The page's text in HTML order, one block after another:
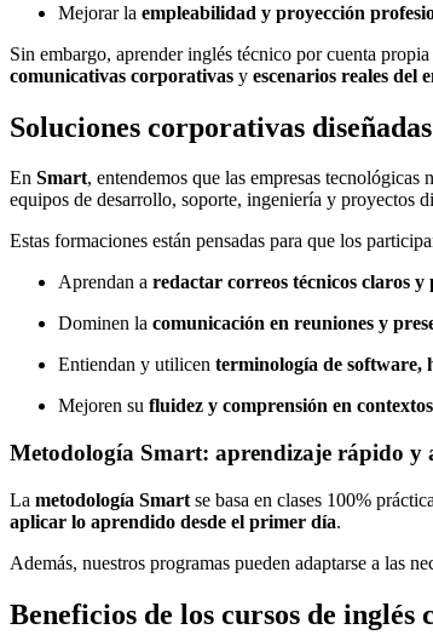
Mejorar la empleabilidad y proyección
Sin embargo, aprender inglés técnico por cuenta
comunicativas corporativas y escenarios reales del
Soluciones corporativas
En Smart, entendemos que las empresas tecnológicas
equipos de desarrollo, soporte, ingeniería y proyectos
Estas formaciones están pensadas para que los
Aprendan a redactar correos técnicos claros y
Dominen la comunicación en reuniones y
Entiendan y utilicen terminología de
Mejoren su fluidez y comprensión en
Metodología Smart: aprendizaje rápido y
La metodología Smart se basa en clases 100%
aplicar lo aprendido desde el primer día.
Además, nuestros programas pueden adaptarse a las
Beneficios de los cursos de